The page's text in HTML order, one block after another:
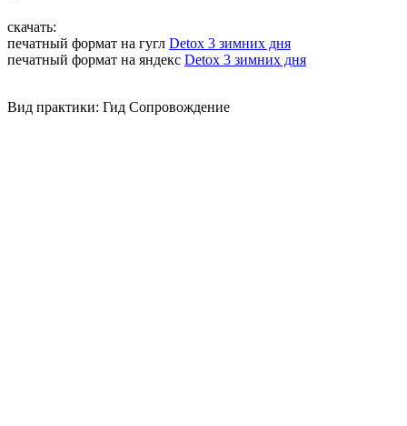
скачать:
печатный формат на гугл Detox 3 зимних дня
печатный формат на яндекс Detox 3 зимних дня
Вид практики: Гид Сопровождение